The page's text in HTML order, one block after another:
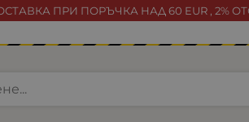
ПРИ ПОРЪЧКА НАД 60 EUR , 2%